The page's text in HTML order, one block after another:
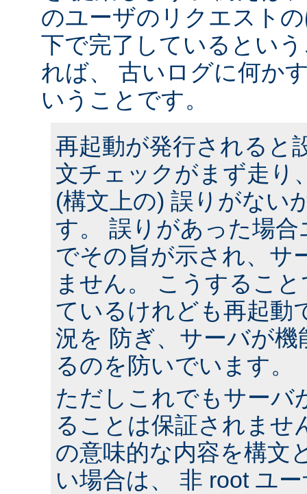
のユーザのリクエスト
下で完了しているとい
れば、 古いログに何か
いうことです。
再起動が発行されると
文チェックがまず走り
(構文上の) 誤りがない
す。 誤りがあった場
でその旨が示され、サ
ません。 こうするこ
ているけれども再起動
況を 防ぎ、サーバが
るのを防いでいます。
ただしこれでもサーバ
ることは保証されませ
の意味的な内容を構文
い場合は、 非 root ユ